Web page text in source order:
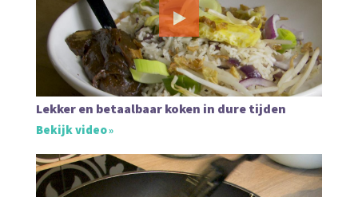
Lekker en betaalbaar koken in dure tijden
Bekijk video